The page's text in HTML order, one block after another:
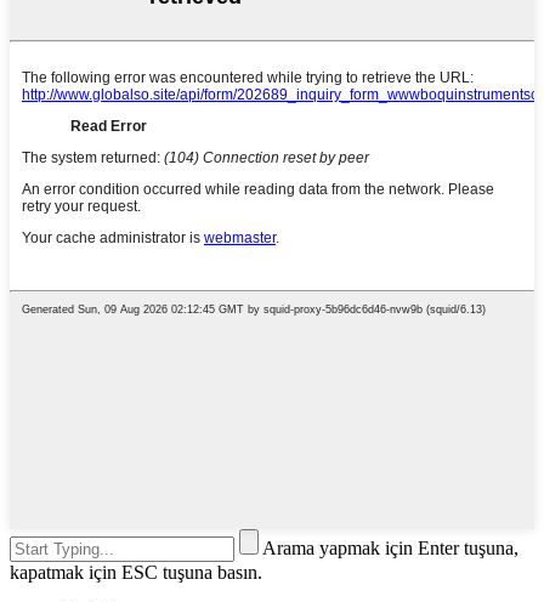
Arama yapmak için Enter tuşuna,
kapatmak için ESC tuşuna basın.